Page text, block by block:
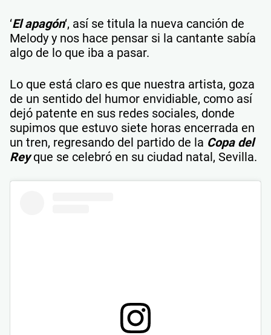
‘El apagón‘, así se titula la nueva canción de
Melody y nos hace pensar si la cantante sabía
algo de lo que iba a pasar.
Lo que está claro es que nuestra artista, goza
de un sentido del humor envidiable, como así
dejó patente en sus redes sociales, donde
supimos que estuvo siete horas encerrada en
un tren, regresando del partido de la Copa del
Reyque se celebró en su ciudad natal, Sevilla.